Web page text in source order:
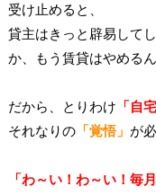
受け止めると、
貸主はきっと辟易して
か、もう賃貸はやめる
だから、とりわけ 「自
それなりの「覚悟」 が
「わ～い！わ～い！毎